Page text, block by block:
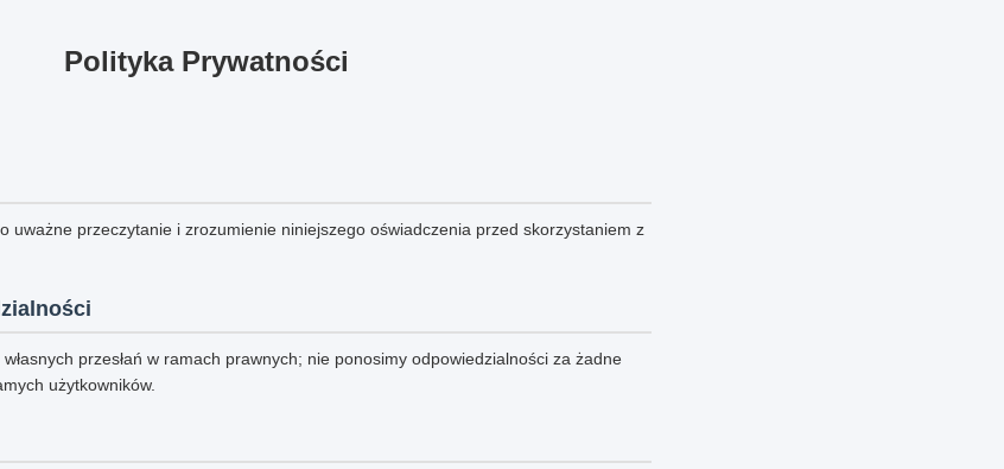
Polityka Prywatności
uważne przeczytanie i zrozumienie niniejszego oświadczenia przed skorzystaniem z
przesłań w ramach prawnych; nie ponosimy odpowiedzialności za żadne
użytkowników.